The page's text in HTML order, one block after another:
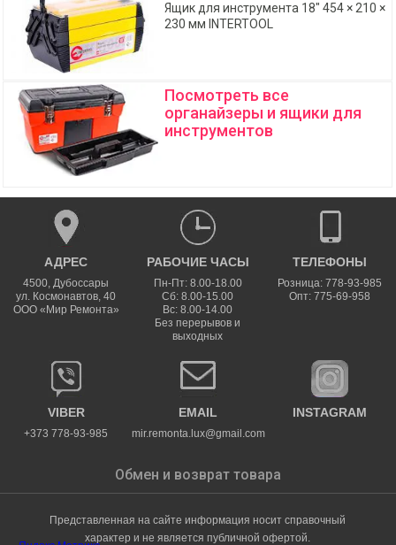
Ящик для инструмента 18" 454 × 210 ×
230 мм INTERTOOL
Посмотреть все
органайзеры и ящики для
инструментов
АДРЕС
4500,Дубоссары
ул. Космонавтов, 40
ООО «Мир Ремонта»
РАБОЧИЕ ЧАСЫ
Пн-Пт: 8.00-18.00
Сб: 8.00-15.00
Вс: 8.00-14.00
Без перерывов и
выходных
ТЕЛЕФОНЫ
Розница: 778-93-985
Опт: 775-69-958
VIBER
+373 778-93-985
EMAIL
mir.remonta.lux@gmail.com
INSTAGRAM
Обмен и возврат товара
Представленная на сайте информация носит справочный
характер и не является публичной офертой.